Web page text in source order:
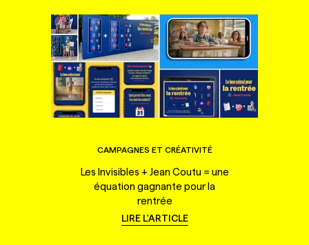
CAMPAGNES ET CRÉATIVITÉ
Les Invisibles + Jean Coutu = une
équation gagnante pour la
rentrée
LIRE L'ARTICLE